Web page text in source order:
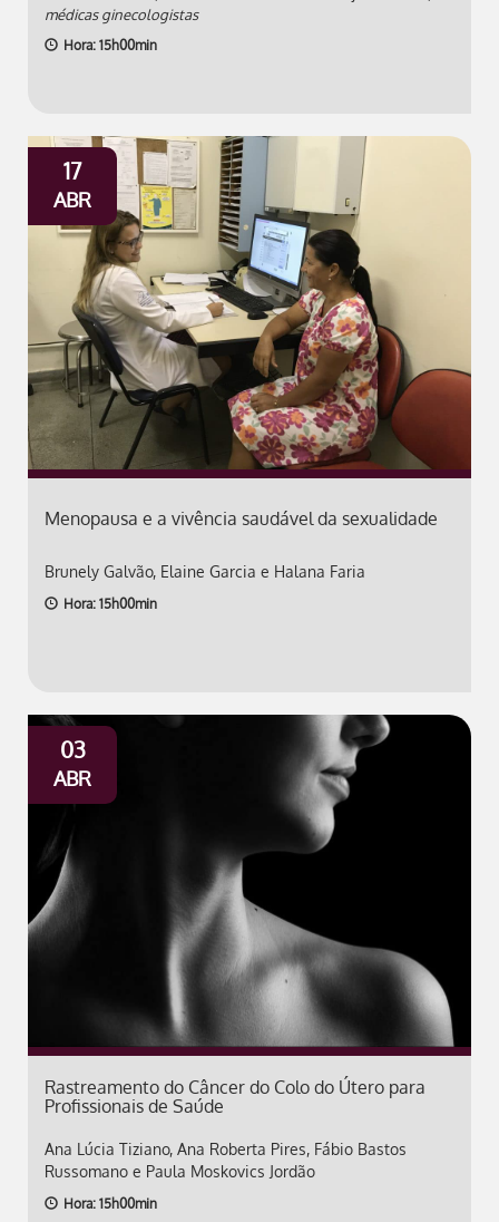
médicas ginecologistas
Hora: 15h00min
17
ABR
Menopausa e a vivência saudável da sexualidade
Brunely Galvão, Elaine Garcia e Halana Faria
Hora: 15h00min
03
ABR
Rastreamento do Câncer do Colo do Útero para
Profissionais de Saúde
Ana Lúcia Tiziano, Ana Roberta Pires, Fábio Bastos
Russomano e Paula Moskovics Jordão
Hora: 15h00min